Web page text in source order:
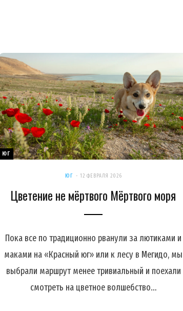
ЮГ
ЮГ 12 ФЕВРАЛЯ 2026
Цветение не мёртвого Мёртвого моря
Пока все по традиционно рванули за лютиками и
маками на «Красный юг» или к лесу в Мегидо, мы
выбрали маршрут менее тривиальный и поехали
смотреть на цветное волшебство…